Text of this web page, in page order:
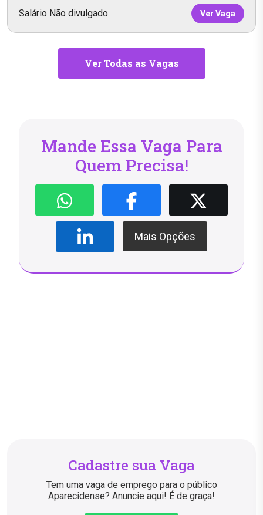
Salário Não divulgado Ver Vaga
Ver Todas as Vagas
Mande Essa Vaga Para
Quem Precisa!
Mais Opções
Cadastre sua Vaga
Tem uma vaga de emprego para o público
Aparecidense? Anuncie aqui! É de graça!